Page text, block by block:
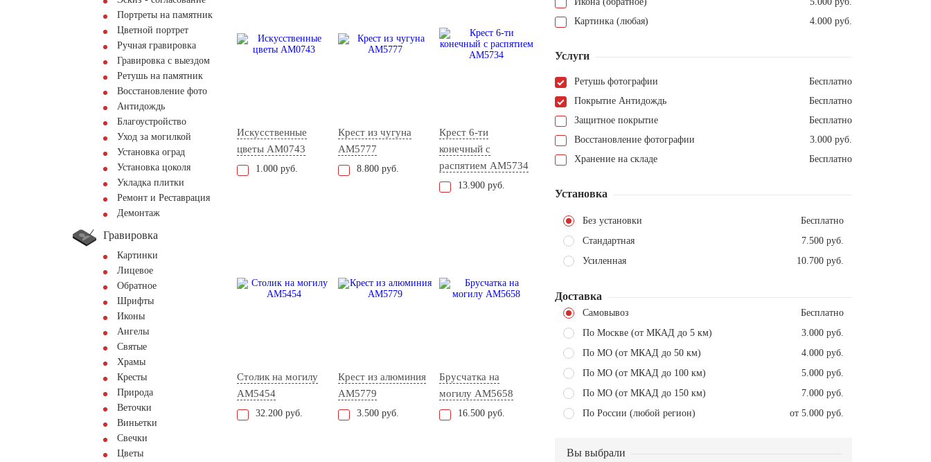
Портреты на памятник
Цветной портрет
Ручная гравировка
Гравировка с выездом
Ретушь на памятник
Восстановление фото
Антидождь
Благоустройство
Уход за могилкой
Установка оград
Установка цоколя
Укладка плитки
Ремонт и Реставрация
Демонтаж
Гравировка
Картинки
Лицевое
Обратное
Шрифты
Иконы
Ангелы
Святые
Храмы
Кресты
Природа
Веточки
Виньетки
Свечки
Цветы
Искусственные
цветы AM0743
1.000 руб.
Крест из чугуна
AM5777
8.800 руб.
Крест 6-ти
конечный с
распятием AM5734
13.900 руб.
Столик на могилу
AM5454
32.200 руб.
Крест из алюминия
AM5779
3.500 руб.
Брусчатка на
могилу AM5658
16.500 руб.
Картинка (любая)
4.000 руб.
Услуги
Ретушь фотографии
Бесплатно
Покрытие Антидождь
Бесплатно
Защитное покрытие
Бесплатно
Восстановление фотографии
3.000 руб.
Хранение на складе
Бесплатно
Установка
Без установки
Бесплатно
Стандартная
7.500 руб.
Усиленная
10.700 руб.
Доставка
Самовывоз
Бесплатно
По Москве (от МКАД до 5 км)
3.000 руб.
По МО (от МКАД до 50 км)
4.000 руб.
По МО (от МКАД до 100 км)
5.000 руб.
По МО (от МКАД до 150 км)
7.000 руб.
По России (любой регион)
от 5.000 руб.
Вы выбрали